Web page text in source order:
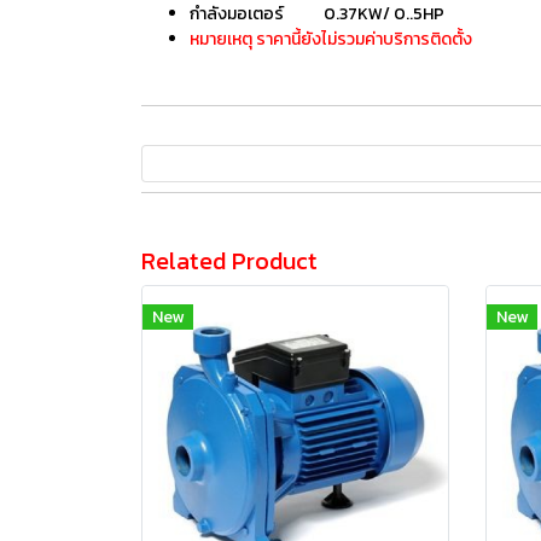
กำลังมอเตอร์ 0.37KW/ 0..5HP
หมายเหตุ ราคานี้ยังไม่รวมค่าบริการติดตั้ง
Related Product
New New